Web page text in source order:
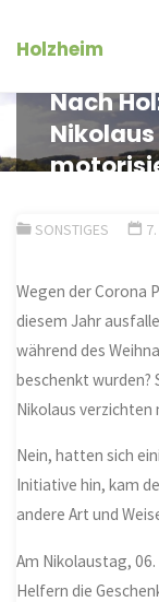
InhaltHolzheim
Nach
SONSTIGES
Wegen der Corona
diesem Jahr
während des
beschenkt wurden?
Nikolaus verzichten
Nein, hatten sich
Initiative hin, kam
andere Art und
Am Nikolaustag,
Helfern die